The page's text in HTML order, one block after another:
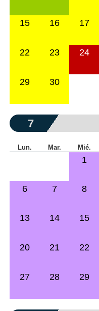
15 16 17
22 23 24
29 30
7
Lun. Mar. Mié.
1
6 7 8
13 14 15
20 21 22
27 28 29